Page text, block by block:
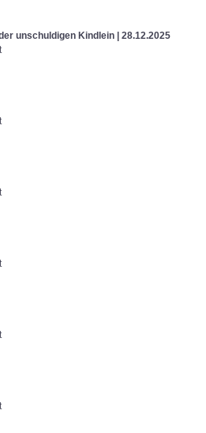
unschuldigen Kindlein
| 28.12.2025